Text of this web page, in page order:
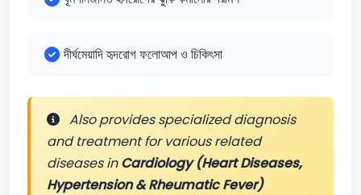
দীর্ঘমেয়াদি হৃদরোগ ফলোআপ ও চিকিৎসা
Also provides specialized diagnosis
and treatment for various related
diseases inCardiology (Heart Diseases,
Hypertension & Rheumatic Fever)